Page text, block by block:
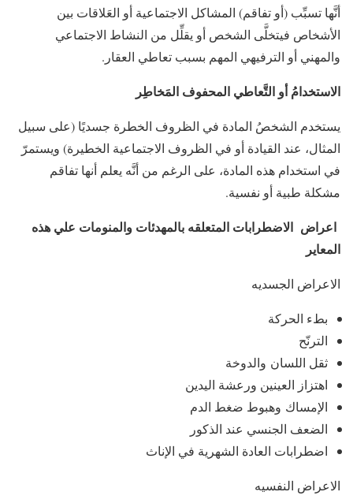
أنَّها تسبِّب (أو تفاقم) المشاكل الاجتماعية أو العَلاقات بين
الأشخاص فيتخلَّى الشخص أو يقلِّل من النشاط الاجتماعي
والمهني أو الترفيهي المهم بسبب تعاطي العقار.
الاستخدامُ أو التَّعاطي المحفوف المَخاطِر
يستخدم الشخصُ المادة في الظروف الخطرة جسديًا (على سبيل
المثال، عند القيادة أو في الظروف الاجتماعية الخطيرة) ويستمرّ
في استخدام هذه المادة، على الرغم من أنَّه يعلم أنها تفاقم
مشكلة طبية أو نفسية.
اعراض الاضطرابات المتعلقه بالمهدئات والمنومات علي هذه
المعاير
الاعراض الجسديه
بطء الحركة
الترنّح
ثقل اللسان والدوخة
اهتزاز العينين ورعشة اليدين
الإمساك وهبوط ضغط الدم
الضعف الجنسي عند الذكور
اضطرابات العادة الشهرية في الإناث
الاعراض النفسيه